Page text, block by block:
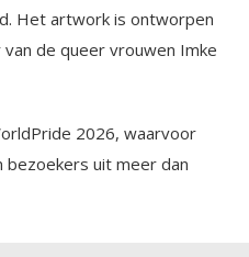
Het artwork is ontworpen
de queer vrouwen Imke
2026, waarvoor
bezoekers uit meer dan